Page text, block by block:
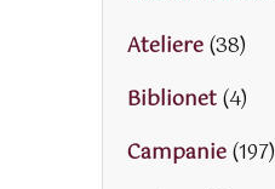
Ateliere(38)
Biblionet(4)
Campanie(197)